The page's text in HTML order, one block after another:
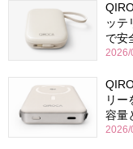
ッテ
で安
2026/
リ
容量
2026/